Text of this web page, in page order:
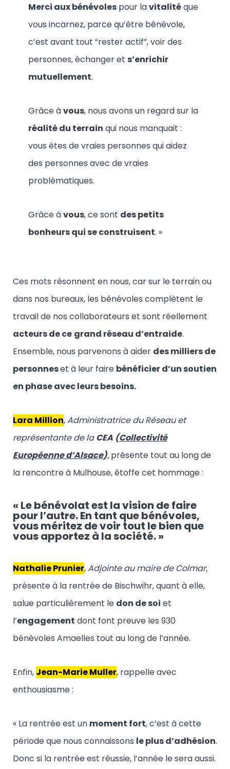
Merci aux bénévoles pour lavitalitéque
vous incarnez, parce qu’être bénévole,
c’est avant tout “rester actif”, voir des
personnes, échanger et s’enrichir
mutuellement.
Grâce àvous, nous avons un regard sur la
réalité du terrain qui nous manquait :
vous êtes de vraies personnes qui aidez
des personnes avec de vraies
problématiques.
Grâce àvous, ce sont des petits
bonheurs qui se construisent. »
Ces mots résonnent en nous, car sur le terrain ou
dans nos bureaux, les bénévoles complètent le
travail de nos collaborateurs et sont réellement
acteurs de ce grand réseau d’entraide.
Ensemble, nous parvenons à aider des milliers de
personneset à leur faire bénéficier d’un soutien
en phase avec leurs besoins.
Lara Million,Administratrice du Réseau et
représentante de laCEA (Collectivité
Européenne d’Alsace), présente tout au long de
la rencontre à Mulhouse, étoffe cet hommage :
« Le bénévolat est la vision defaire
pour l’autre. En tant que bénévoles,
vous méritez de voir tout le bien que
vous apportez à la société. »
Nathalie Prunier,Adjointe au maire de Colmar,
présente à la rentrée de Bischwihr, quant à elle,
salue particulièrement le don de soi et
l’engagement dont font preuve les 930
bénévoles Amaelles tout au long de l’année.
Enfin, Jean-Marie Muller, rappelle avec
enthousiasme :
« La rentrée est un moment fort, c’est à cette
période que nous connaissons le plus d’adhésion.
Donc si la rentrée est réussie, l’année le sera aussi.